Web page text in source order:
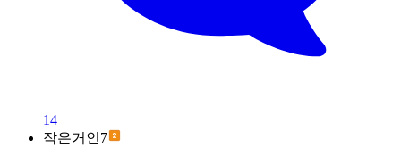
14
작은거인7